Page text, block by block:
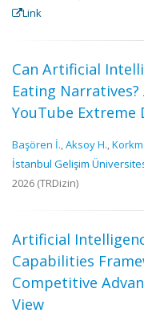
Link
Can Artificial
Eating
YouTube Extreme
Başören İ.,Aksoy H.,
İstanbul Gelişim
2026 (TRDizin)
Artificial
Capabilities
Competitive
View